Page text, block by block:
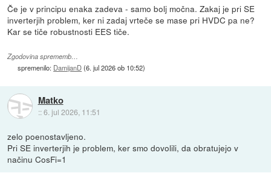
Če je v principu enaka zadeva - samo bolj močna. Zakaj je pri SE
inverterjih problem, ker ni zadaj vrteče se mase pri HVDC pa ne?
Kar se tiče robustnosti EES tiče.
Zgodovina sprememb…
spremenilo: DamijanD(6. jul 2026 ob 10:52)
Matko
::6. jul 2026, 11:51
zelo poenostavljeno.
Pri SE inverterjih je problem, ker smo dovolili, da obratujejo v
načinu CosFi=1